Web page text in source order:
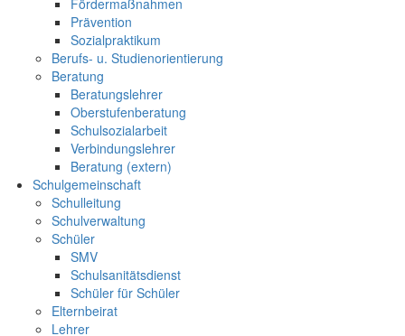
Fördermaßnahmen
Prävention
Sozialpraktikum
Berufs- u. Studienorientierung
Beratung
Beratungslehrer
Oberstufenberatung
Schulsozialarbeit
Verbindungslehrer
Beratung (extern)
Schulgemeinschaft
Schulleitung
Schulverwaltung
Schüler
SMV
Schulsanitätsdienst
Schüler für Schüler
Elternbeirat
Lehrer